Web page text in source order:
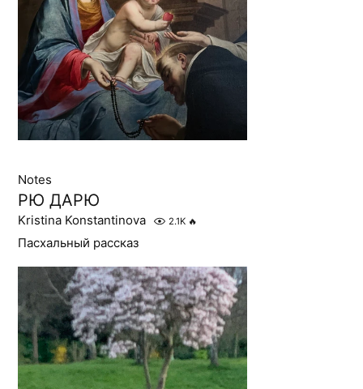
Notes
РЮ ДАРЮ
Kristina Konstantinova 2.1K 🔥
Пасхальный рассказ